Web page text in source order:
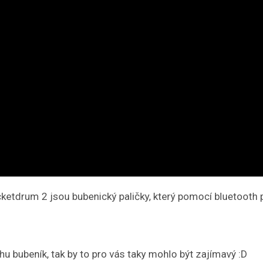
2 jsou bubenický paličky, který pomocí
bubeník, tak by to pro vás taky mohlo být zajímavý :D